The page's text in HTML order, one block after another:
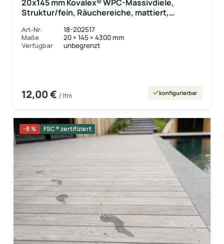
20x145 mm Kovalex® WPC-Massivdiele,
Struktur/fein, Räuchereiche, mattiert,
Art-Nr. 18-202517
Maße 20 × 145 × 4300 mm
Verfügbar unbegrenzt
12,00 € / lfm konfigurierbar
−8 % FSC® zertifiziert